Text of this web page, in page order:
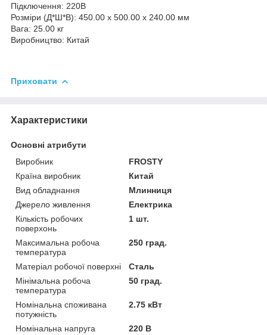
Підключення: 220В
Розміри (Д*Ш*В): 450.00 x 500.00 x 240.00 мм
Вага: 25.00 кг
Виробництво: Китай
Приховати
Характеристики
Основні атрибути
Виробник
FROSTY
Країна виробник
Китай
Вид обладнання
Млинниця
Джерело живлення
Електрика
Кількість робочих
поверхонь
1 шт.
Максимальна робоча
температура
250 град.
Матеріал робочої поверхні
Сталь
Мінімальна робоча
температура
50 град.
Номінальна споживана
потужність
2.75 кВт
Номінальна напруга
220 В